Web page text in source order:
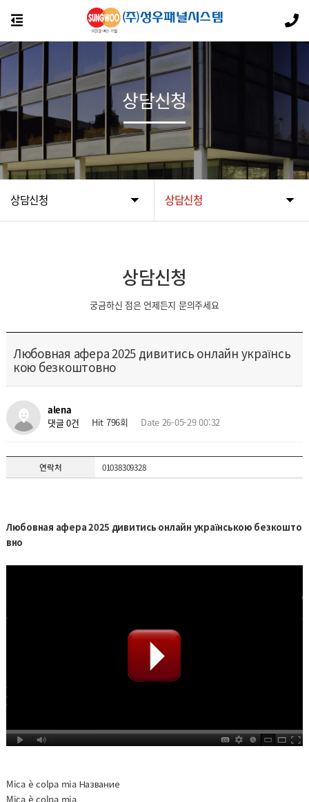
상담신청 상담신청
상담신청
상담신청
궁금하신 점은 언제든지 문의주세요
Любовная афера 2025 дивитись онлайн українсь
кою безкоштовно
alena
댓글 0건
Hit 796회 Date 26-05-29 00:32
연락처 01038309328
Любовная афера 2025 дивитись онлайн українською безкошто
вно
Mica è colpa mia Название
Mica è colpa mia